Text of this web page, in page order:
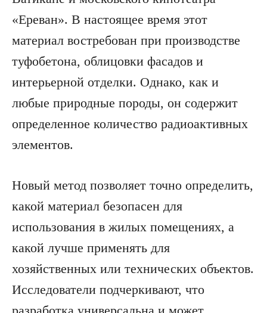
«Ереван». В настоящее время этот
материал востребован при производстве
туфобетона, облицовки фасадов и
интерьерной отделки. Однако, как и
любые природные породы, он содержит
определенное количество радиоактивных
элементов.
Новый метод позволяет точно определить,
какой материал безопасен для
использования в жилых помещениях, а
какой лучше применять для
хозяйственных или технических объектов.
Исследователи подчеркивают, что